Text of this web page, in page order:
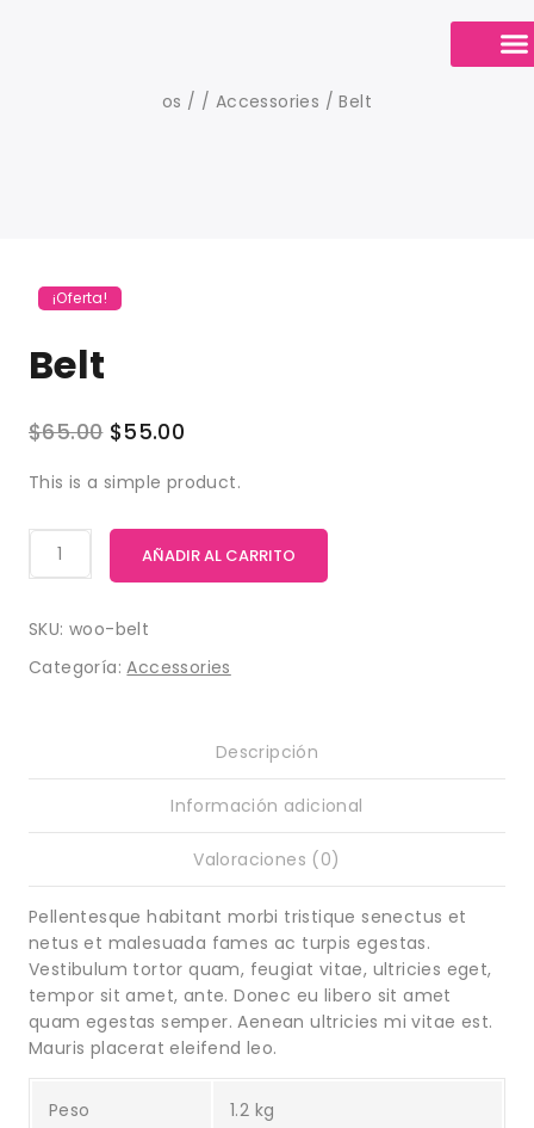
os / / Accessories / Belt
¡Oferta!
Belt
$65.00 $55.00
This is a simple product.
AÑADIR AL CARRITO
SKU: woo-belt
Categoría:Accessories
Descripción
Información adicional
Valoraciones (0)
Pellentesque habitant morbi tristique senectus et
netus et malesuada fames ac turpis egestas.
Vestibulum tortor quam, feugiat vitae, ultricies eget,
tempor sit amet, ante. Donec eu libero sit amet
quam egestas semper. Aenean ultricies mi vitae est.
Mauris placerat eleifend leo.
Peso 1.2 kg